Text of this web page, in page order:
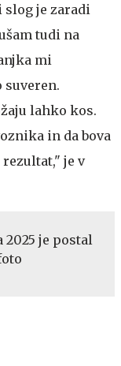
je zaradi
tudi na
mi
suveren.
lahko kos.
in da bova
je v
je postal